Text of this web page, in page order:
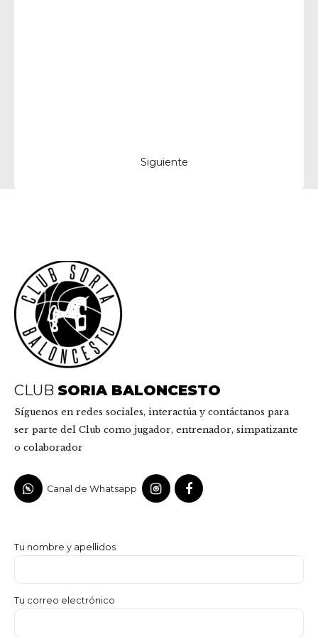
Siguiente
CLUB SORIA BALONCESTO
Síguenos en redes sociales, interactúa y contáctanos para
ser parte del Club como jugador, entrenador, simpatizante
o colaborador
Canal de Whatsapp
Tu nombre y apellidos
Tu correo electrónico